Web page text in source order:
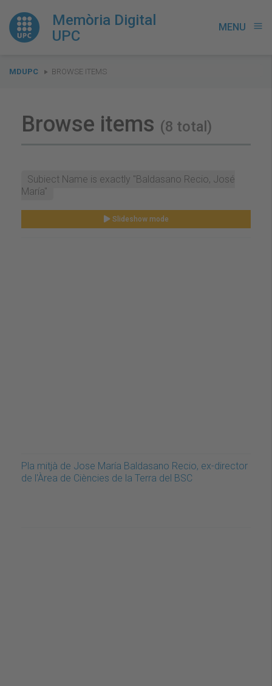
Memòria Digital
UPC
MENU menu
You
MDUPC BROWSE ITEMS
Browse items (8 total)
Subject Name is exactly "Baldasano Recio, José
María"
Slideshow mode
Pla mitjà de Jose María Baldasano Recio, ex-director
de l'Àrea de Ciències de la Terra del BSC